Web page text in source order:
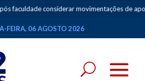
considerar movimentações de apostas
FEIRA, 06 AGOSTO 2026